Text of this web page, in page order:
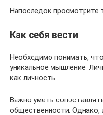
Напоследок просмотрите
Как себя вести
Необходимо понимать,
уникальное мышление.
как личность
Важно уметь
общественности. Однако,